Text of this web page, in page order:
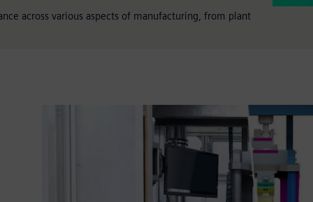
across various aspects of manufacturing, from plant